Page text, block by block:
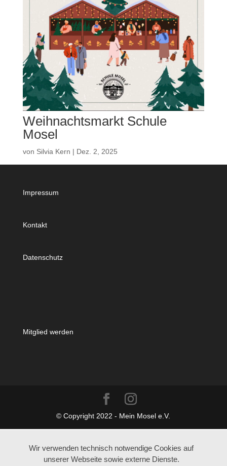
Weihnachtsmarkt Schule
Mosel
von Silvia Kern | Dez. 2, 2025
Impressum
Kontakt
Datenschutz
Mitglied werden
© Copyright 2022 - Mein Mosel e.V.
Wir verwenden technisch notwendige Cookies auf
unserer Webseite sowie externe Dienste.